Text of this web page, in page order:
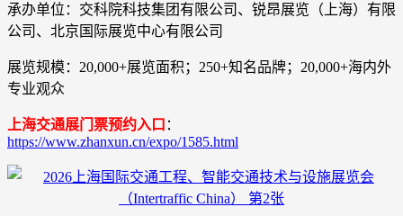
承办单位：交科院科技集团有限公司、锐昂展览（上海）有限
公司、北京国际展览中心有限公司
展览规模：20,000+展览面积；250+知名品牌；20,000+海内外
专业观众
上海交通展门票预约入口 ：
https://www.zhanxun.cn/expo/1585.html